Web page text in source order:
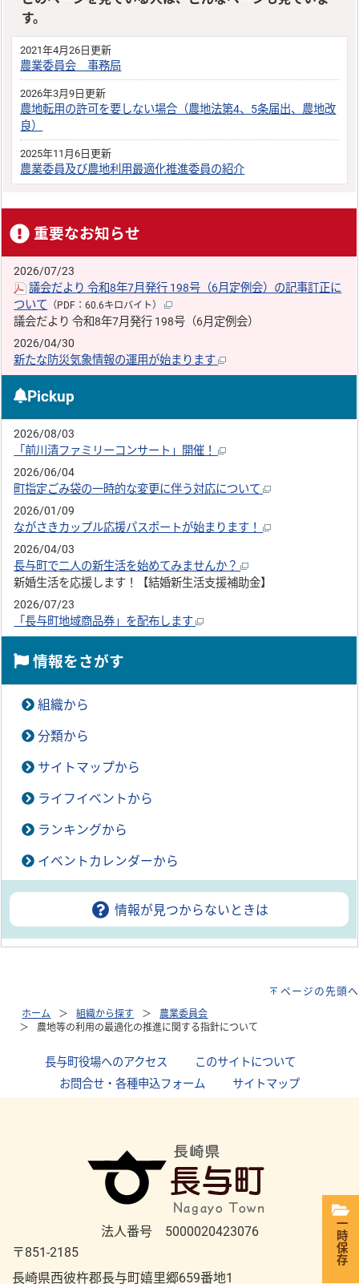
す。
2021年4月26日更新
農業委員会 事務局
2026年3月9日更新
農地転用の許可を要しない場合（農地法第4、5条届出、農地改
良）
2025年11月6日更新
農業委員及び農地利用最適化推進委員の紹介
重要なお知らせ
2026/07/23
議会だより 令和8年7月発行 198号（6月定例会）の記事訂正に
ついて （PDF：60.6キロバイト）
議会だより 令和8年7月発行 198号（6月定例会）
2026/04/30
新たな防災気象情報の運用が始まります
Pickup
2026/08/03
「前川清ファミリーコンサート」開催！
2026/06/04
町指定ごみ袋の一時的な変更に伴う対応について
2026/01/09
ながさきカップル応援パスポートが始まります！
2026/04/03
長与町で二人の新生活を始めてみませんか？
新婚生活を応援します！【結婚新生活支援補助金】
2026/07/23
「長与町地域商品券」を配布します
情報をさがす
組織から
分類から
サイトマップから
ライフイベントから
ランキングから
イベントカレンダーから
情報が見つからないときは
ページの先頭へ
ホーム 組織から探す
農業委員会
農地等の利用の最適化の推進に関する指針について
長与町役場へのアクセス このサイトについて
お問合せ・各種申込フォーム
サイトマップ
法人番号 5000020423076
〒851-2185
長崎県西彼杵郡長与町嬉里郷659番地1
一時保存